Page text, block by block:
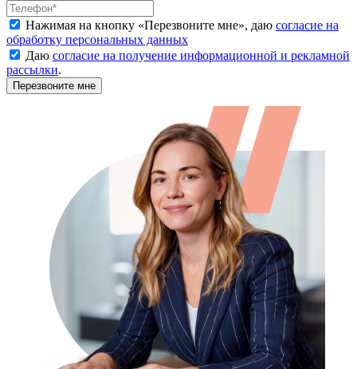
Нажимая на кнопку «Перезвоните мне», даю согласие на
обработку персональных данных
Даю согласие на получение информационной и рекламной
рассылки.